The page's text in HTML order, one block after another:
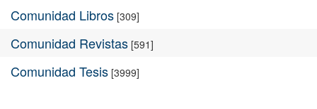
Comunidad Libros [309]
Comunidad Revistas [591]
Comunidad Tesis [3999]